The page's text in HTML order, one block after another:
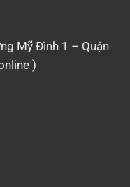
Mỹ Đình 1 – Quận
)